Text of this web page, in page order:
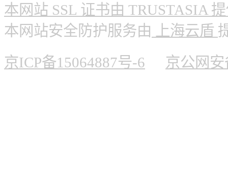
本网站 SSL 证书由 TRUSTASIA
本网站安全防护服务由 上海云盾
京ICP备15064887号-6
京公网安